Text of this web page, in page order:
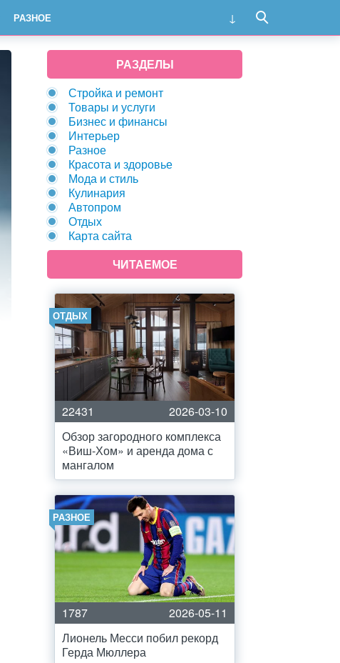
РАЗНОЕ
РАЗДЕЛЫ
Стройка и ремонт
Товары и услуги
Бизнес и финансы
Интерьер
Разное
Красота и здоровье
Мода и стиль
Кулинария
Автопром
Отдых
Карта сайта
ЧИТАЕМОЕ
ОТДЫХ
22431
2026-03-10
Обзор загородного комплекса
«Виш-Хом» и аренда дома с
мангалом
РАЗНОЕ
1787
2026-05-11
Лионель Месси побил рекорд
Герда Мюллера